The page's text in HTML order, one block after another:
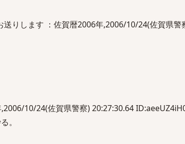
りします ：佐賀暦2006年,2006/10/24(佐賀県警
10/24(佐賀県警察) 20:27:30.64
。